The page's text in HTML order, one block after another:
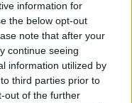
information for
the below opt-out
note that after your
continue seeing
information utilized by
third parties prior to
out of the further
υλικό
μας στο
Twitterή